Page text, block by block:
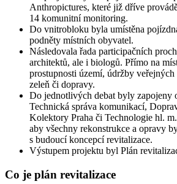
Anthropictures, které již dříve
14 komunitní monitoring.
Do vnitrobloku byla umístěna
podněty místních obyvatel.
Následovala řada participačních
architektů, ale i biologů. Přímo na
prostupnosti území, údržby veřejných
zeleň či dopravy.
Do jednotlivých debat byly zapojeny
Technická správa komunikací,
Kolektory Praha či Technologie hl.
aby všechny rekonstrukce a opravy
s budoucí koncepcí revitalizace.
Výstupem projektu byl Plán
Co je plán revitalizace